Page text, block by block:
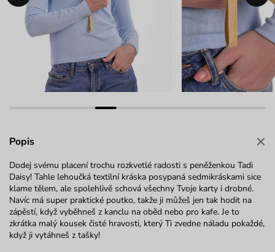
Popis
Dodej svému placení trochu rozkvetlé radosti s peněženkou Tadi
Daisy! Tahle lehoučká textilní kráska posypaná sedmikráskami sice
klame tělem, ale spolehlivě schová všechny Tvoje karty i drobné.
Navíc má super praktické poutko, takže ji můžeš jen tak hodit na
zápěstí, když vyběhneš z kanclu na oběd nebo pro kafe. Je to
zkrátka malý kousek čisté hravosti, který Ti zvedne náladu pokaždé,
když ji vytáhneš z tašky!